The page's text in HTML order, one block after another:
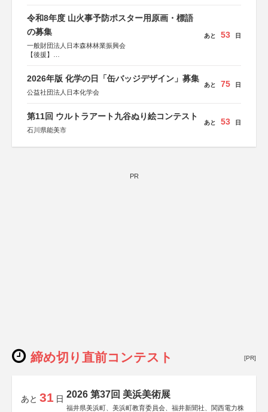
令和8年度 山火事予防ポスター用原画・標語
の募集
一般財団法人日本森林林業振興会
【後援】
あと 53 日
2026年版 化学の日「缶バッジデザイン」募集
公益社団法人日本化学会
あと 75 日
第11回 ウルトラアート九谷ぬり絵コンテスト
石川県能美市
あと 53 日
PR
締め切り直前コンテスト [PR]
あと 31 日 2026 第37回 美浜美術展
福井県美浜町、美浜町教育委員会、福井新聞社、関西電力株